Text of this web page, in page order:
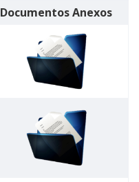
Documentos Anexos